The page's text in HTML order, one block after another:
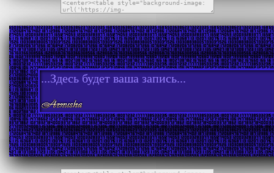
...Здесь будет ваша запись...